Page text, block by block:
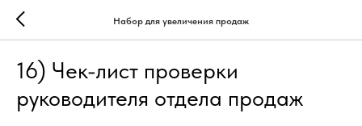
Набор для увеличения продаж
16) Чек-лист проверки
руководителя отдела продаж